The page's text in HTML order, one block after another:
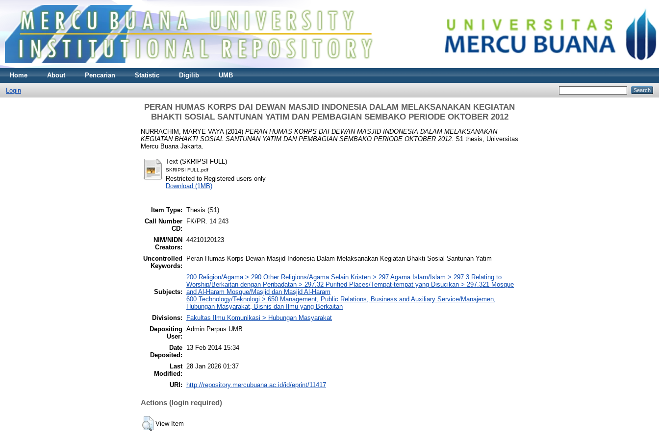
Home About Pencarian Statistic Digilib UMB
Login
PERAN HUMAS KORPS DAI DEWAN MASJID INDONESIA DALAM MELAKSANAKAN KEGIATAN
BHAKTI SOSIAL SANTUNAN YATIM DAN PEMBAGIAN SEMBAKO PERIODE OKTOBER 2012
NURRACHIM, MARYE VAYA(2014) PERAN HUMAS KORPS DAI DEWAN MASJID INDONESIA DALAM MELAKSANAKAN
KEGIATAN BHAKTI SOSIAL SANTUNAN YATIM DAN PEMBAGIAN SEMBAKO PERIODE OKTOBER 2012. S1 thesis, Universitas
Mercu Buana Jakarta.
Text (SKRIPSI FULL)
SKRIPSI FULL.pdf
Restricted to Registered users only
Download (1MB)
Item Type: Thesis (S1)
Call Number
CD:
FK/PR. 14 243
NIM/NIDN
Creators:
44210120123
Uncontrolled
Keywords:
Peran Humas Korps Dewan Masjid Indonesia Dalam Melaksanakan Kegiatan Bhakti Sosial Santunan Yatim
Subjects:
200 Religion/Agama > 290 Other Religions/Agama Selain Kristen > 297 Agama Islam/Islam > 297.3 Relating to
Worship/Berkaitan dengan Peribadatan > 297.32 Purified Places/Tempat-tempat yang Disucikan > 297.321 Mosque
and Al-Haram Mosque/Masjid dan Masjid Al-Haram
600 Technology/Teknologi > 650 Management, Public Relations, Business and Auxiliary Service/Manajemen,
Hubungan Masyarakat, Bisnis dan Ilmu yang Berkaitan
Divisions:
Fakultas Ilmu Komunikasi > Hubungan Masyarakat
Depositing
User:
Admin Perpus UMB
Date
Deposited:
13 Feb 2014 15:34
Last
Modified:
28 Jan 2026 01:37
URI: http://repository.mercubuana.ac.id/id/eprint/11417
Actions (login required)
View Item